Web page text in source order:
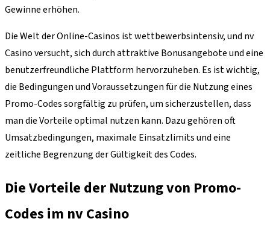
Gewinne erhöhen.
Die Welt der Online-Casinos ist wettbewerbsintensiv, und nv
Casino versucht, sich durch attraktive Bonusangebote und eine
benutzerfreundliche Plattform hervorzuheben. Es ist wichtig,
die Bedingungen und Voraussetzungen für die Nutzung eines
Promo-Codes sorgfältig zu prüfen, um sicherzustellen, dass
man die Vorteile optimal nutzen kann. Dazu gehören oft
Umsatzbedingungen, maximale Einsatzlimits und eine
zeitliche Begrenzung der Gültigkeit des Codes.
Die Vorteile der Nutzung von Promo-
Codes im nv Casino